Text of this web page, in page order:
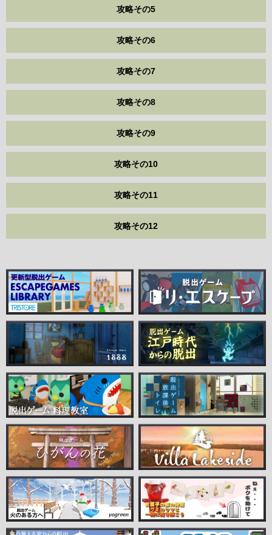
攻略その5
攻略その6
攻略その7
攻略その8
攻略その9
攻略その10
攻略その11
攻略その12